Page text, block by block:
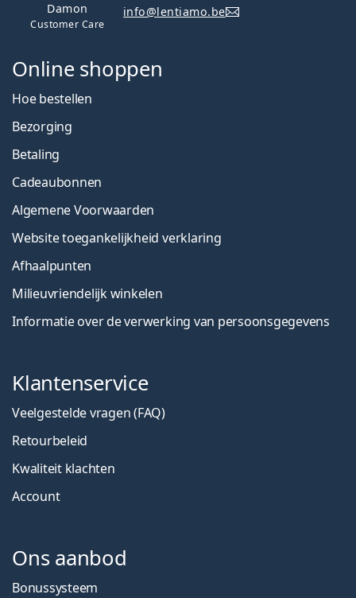
Damon
Customer Care
info@lentiamo.be
Online shoppen
Hoe bestellen
Bezorging
Betaling
Cadeaubonnen
Algemene Voorwaarden
Website toegankelijkheid verklaring
Afhaalpunten
Milieuvriendelijk winkelen
Informatie over de verwerking van persoonsgegevens
Klantenservice
Veelgestelde vragen (FAQ)
Retourbeleid
Kwaliteit klachten
Account
Ons aanbod
Bonussysteem